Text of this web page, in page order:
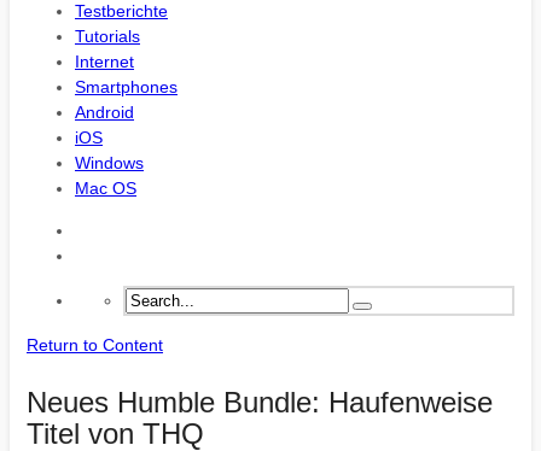
Testberichte
Tutorials
Internet
Smartphones
Android
iOS
Windows
Mac OS
Return to Content
Neues Humble Bundle: Haufenweise
Titel von THQ